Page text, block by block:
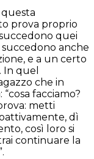
prova proprio
quei
anche
e a un certo
quel
che in
facciamo?
metti
dì
così loro si
continuare la